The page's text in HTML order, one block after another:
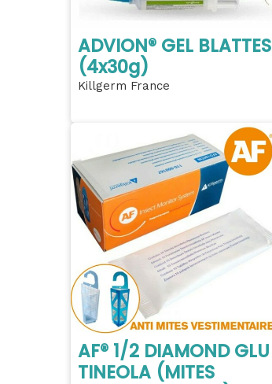
ADVION® GEL BLATTES
(4x30g)
Killgerm France
AF® 1/2 DIAMOND GLU
TINEOLA (MITES